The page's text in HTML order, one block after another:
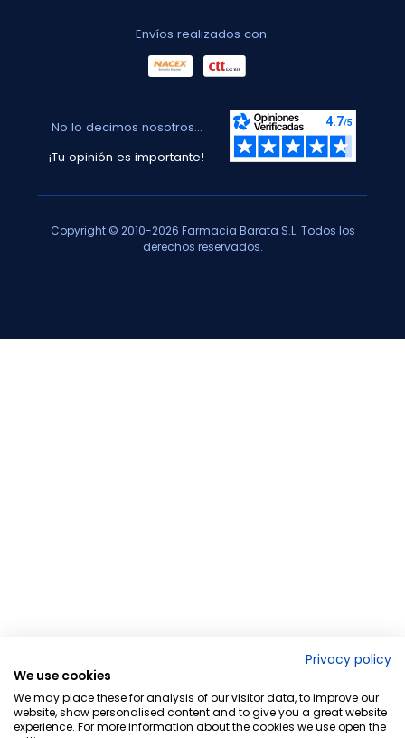
Envíos realizados con:
No lo decimos nosotros...
¡Tu opinión es importante!
Copyright © 2010-2026 Farmacia Barata S.L. Todos los
derechos reservados.
Privacy policy
We use cookies
We may place these for analysis of our visitor data, to improve our
website, show personalised content and to give you a great website
experience. For more information about the cookies we use open the